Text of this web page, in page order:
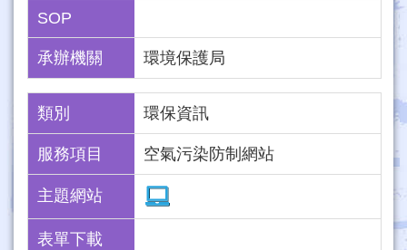
SOP
承辦機關 環境保護局
類別 環保資訊
服務項目 空氣污染防制網站
主題網站
表單下載